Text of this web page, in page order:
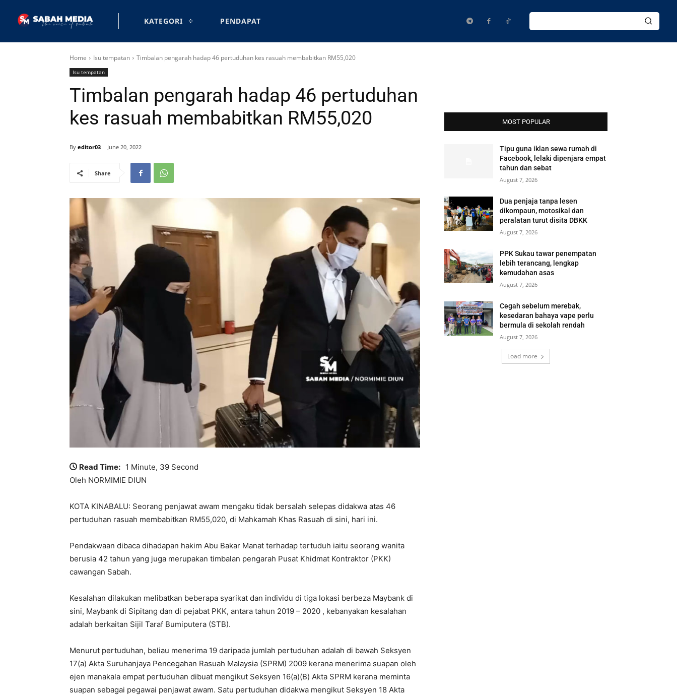
KATEGORI PENDAPAT
Home Isu tempatan Timbalan pengarah hadap 46 pertuduhan kes rasuah membabitkan RM55,020
Isu tempatan
Timbalan pengarah hadap 46 pertuduhan
kes rasuah membabitkan RM55,020
By editor03 June 20, 2022
Share
Read Time: 1 Minute, 39 Second
Oleh NORMIMIE DIUN
KOTA KINABALU: Seorang penjawat awam mengaku tidak bersalah selepas didakwa atas 46
pertuduhan rasuah membabitkan RM55,020, di Mahkamah Khas Rasuah di sini, hari ini.
Pendakwaan dibaca dihadapan hakim Abu Bakar Manat terhadap tertuduh iaitu seorang wanita
berusia 42 tahun yang juga merupakan timbalan pengarah Pusat Khidmat Kontraktor (PKK)
cawangan Sabah.
Kesalahan dilakukan melibatkan beberapa syarikat dan individu di tiga lokasi berbeza Maybank di
sini, Maybank di Sipitang dan di pejabat PKK, antara tahun 2019 – 2020 , kebanyakan kesalahan
adalah berkaitan Sijil Taraf Bumiputera (STB).
Menurut pertuduhan, beliau menerima 19 daripada jumlah pertuduhan adalah di bawah Seksyen
17(a) Akta Suruhanjaya Pencegahan Rasuah Malaysia (SPRM) 2009 kerana menerima suapan oleh
ejen manakala empat pertuduhan dibuat mengikut Seksyen 16(a)(B) Akta SPRM kerana meminta
suapan sebagai pegawai penjawat awam. Satu pertuduhan didakwa mengikut Seksyen 18 Akta
MOST POPULAR
Tipu guna iklan sewa rumah di
Facebook, lelaki dipenjara empat
tahun dan sebat
August 7, 2026
Dua penjaja tanpa lesen
dikompaun, motosikal dan
peralatan turut disita DBKK
August 7, 2026
PPK Sukau tawar penempatan
lebih terancang, lengkap
kemudahan asas
August 7, 2026
Cegah sebelum merebak,
kesedaran bahaya vape perlu
bermula di sekolah rendah
August 7, 2026
Load more